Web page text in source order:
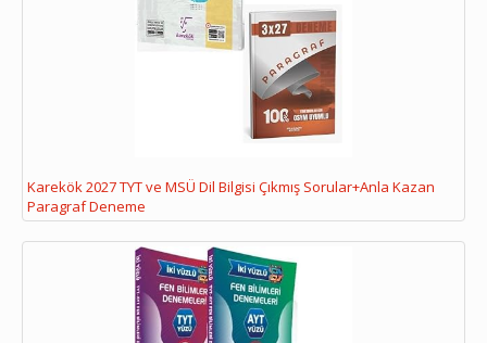
Karekök 2027 TYT ve MSÜ Dil Bilgisi Çıkmış Sorular+Anla Kazan
Paragraf Deneme